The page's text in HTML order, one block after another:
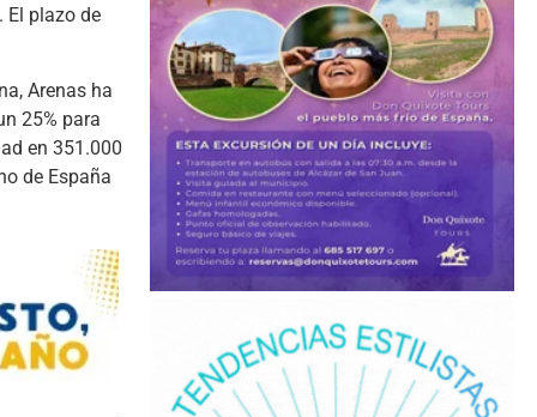
El plazo de
Arenas ha
25% para
en 351.000
de España